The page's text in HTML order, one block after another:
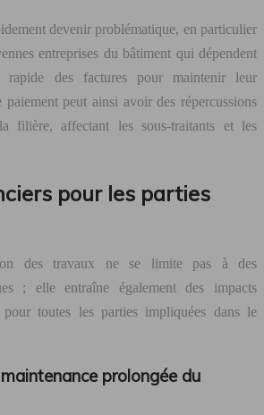
devenir problématique, en particulier
entreprises du bâtiment qui dépendent
rapide des factures pour maintenir leur
peut ainsi avoir des répercussions
filière, affectant les sous-traitants et les
pour les parties
des travaux ne se limite pas à des
; elle entraîne également des impacts
toutes les parties impliquées dans le
prolongée du